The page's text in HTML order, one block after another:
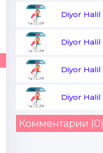
Diyor Halil
Diyor Halil
Diyor Halil
Diyor Halil
Комментарии (0)